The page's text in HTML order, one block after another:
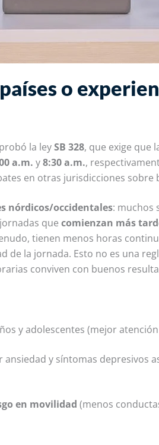
o
la leySB 328, que exige que
a.m. y8:30 a.m.,
en otras jurisdicciones sobre
nórdicos/occidentales: muchos
que comienzan más
tienen menos horas
de la jornada. Esto no es una
conviven con buenos
y adolescentes (mejor
ansiedad y síntomas depresivos
en movilidad (menos